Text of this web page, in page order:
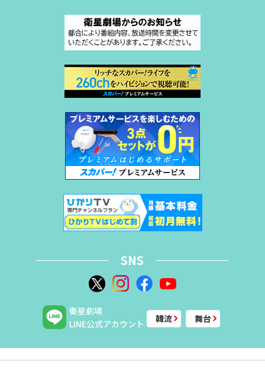
SNS
衛星劇場
LINE公式アカウント
韓流 舞台